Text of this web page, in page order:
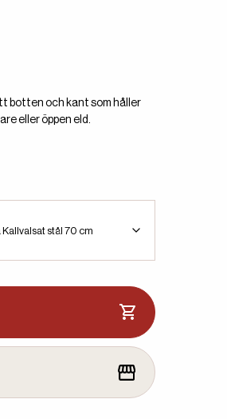
botten och kant som håller
eller öppen eld.
Kallvalsat stål 70 cm